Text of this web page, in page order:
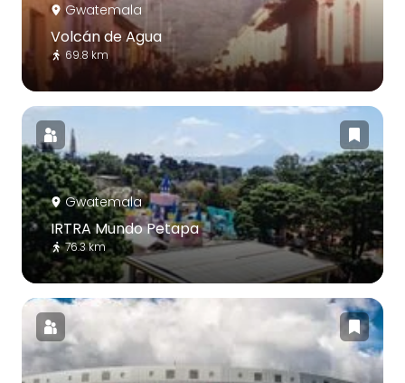
Gwatemala
Volcán de Agua
69.8 km
Gwatemala
IRTRA Mundo Petapa
76.3 km